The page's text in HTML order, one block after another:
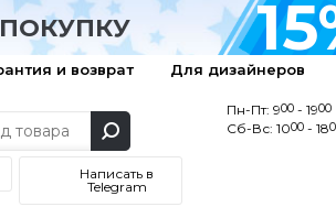
и возврат Для дизайнеров
Написать в
Telegram
Пн-Пт: 900 - 1900
Сб-Вс: 1000 - 18